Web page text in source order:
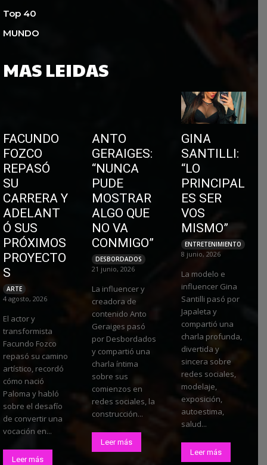
Top 40
MUNDO
MAS LEIDAS
FACUNDO
FOZCO
REPASÓ
SU
CARRERA Y
ADELANT
Ó SUS
PRÓXIMOS
PROYECTO
S
ARTE
4 agosto, 2026
El actor y
transformista
Facundo Fozco
repasó su camino
artístico, recordó
cómo nació
Paloma y habló
sobre el desafío
de convertir una
vocación en...
Leer más
ANTO
GERAIGES:
“NUNCA
PUDE
MOSTRAR
ALGO QUE
NO VA
CONMIGO”
DESBORDADOS
21 junio, 2026
La influencer y
creadora de
contenido Anto
Geraiges pasó
por Desbordados
y compartió una
charla íntima
sobre sus
comienzos en
redes sociales, la
construcción...
Leer más
GINA
SANTILLI:
“LO
PRINCIPAL
ES SER
VOS
MISMO”
ENTRETENIMIENTO
8 junio, 2026
La modelo e
influencer Gina
Santilli pasó por
Japaleta y
compartió una
charla profunda,
divertida y
sincera sobre
redes sociales,
modelaje,
exposición,
autoestima,
salud...
Leer más